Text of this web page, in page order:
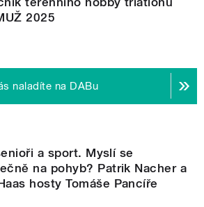
2025
naladíte na DABu
a sport. Myslí se
na pohyb? Patrik Nacher a
hosty Tomáše Pancíře